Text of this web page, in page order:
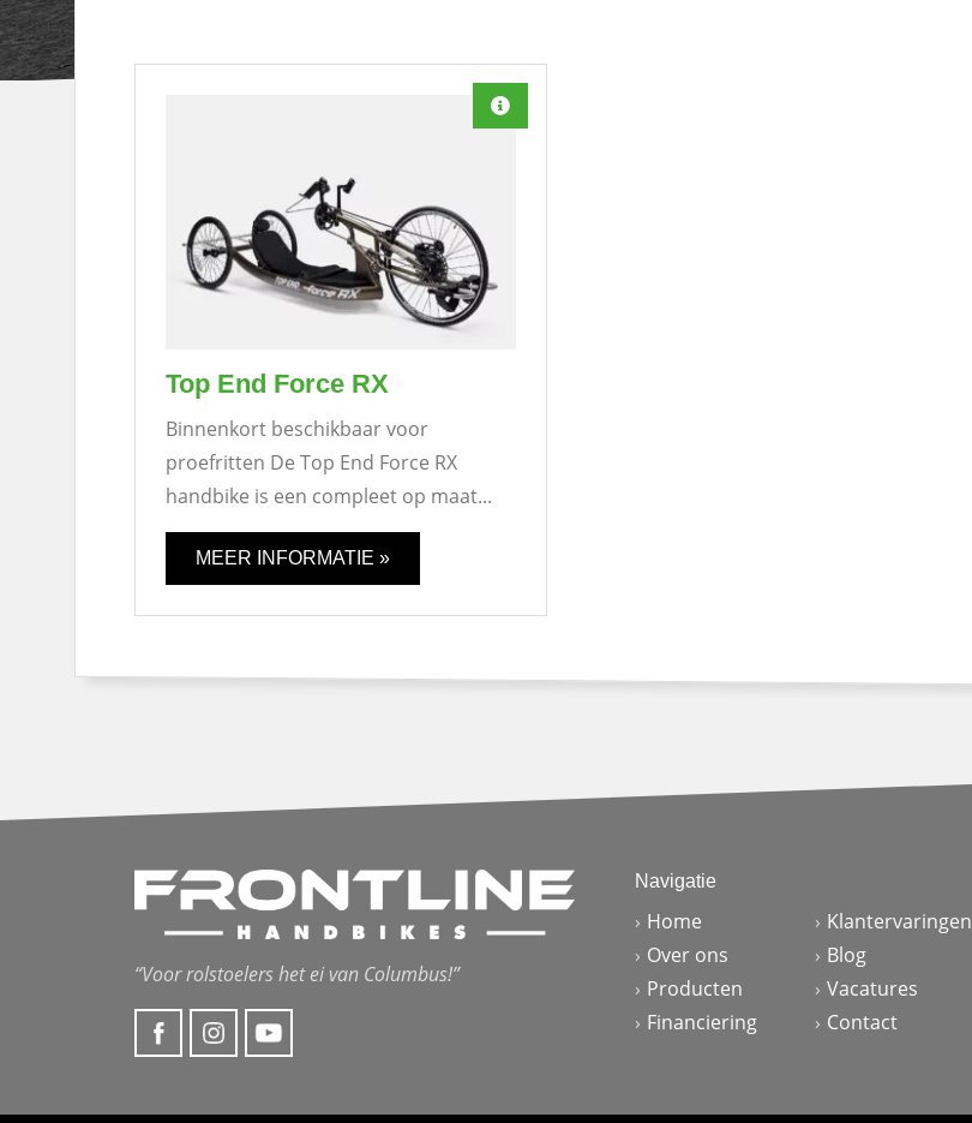
Top End Force RX
Binnenkort beschikbaar voor
proefritten De Top End Force RX
handbike is een compleet op maat...
MEER INFORMATIE »
“Voor rolstoelers het ei van Columbus!”
Navigatie
Home
Over ons
Producten
Financiering
Klantervaringen
Blog
Vacatures
Contact